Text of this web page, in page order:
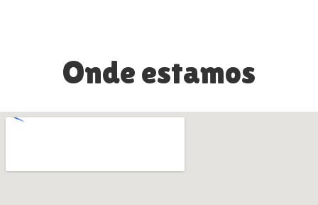
Onde estamos